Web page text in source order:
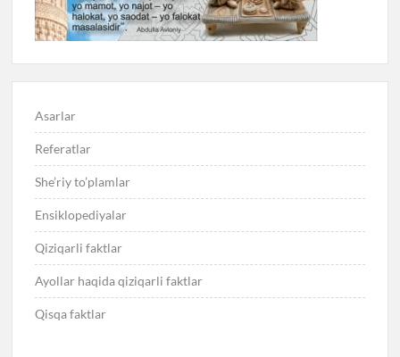
Asarlar
Referatlar
She’riy to’plamlar
Ensiklopediyalar
Qiziqarli faktlar
Ayollar haqida qiziqarli faktlar
Qisqa faktlar